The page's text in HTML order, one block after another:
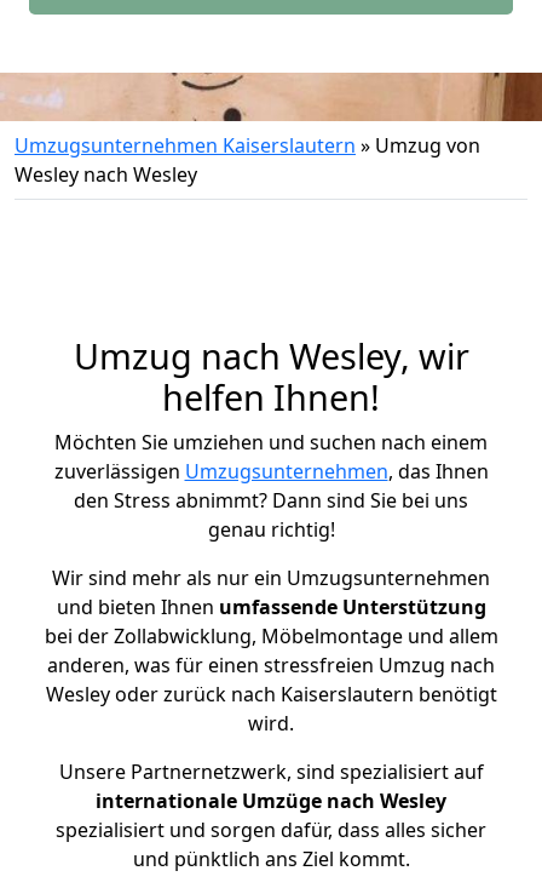
Umzugsunternehmen Kaiserslautern » Umzug von
Wesley nach Wesley
Umzug nach Wesley, wir
helfen Ihnen!
Möchten Sie umziehen und suchen nach einem
zuverlässigen Umzugsunternehmen, das Ihnen
den Stress abnimmt? Dann sind Sie bei uns
genau richtig!
Wir sind mehr als nur ein Umzugsunternehmen
und bieten Ihnen umfassende Unterstützung
bei der Zollabwicklung, Möbelmontage und allem
anderen, was für einen stressfreien Umzug nach
Wesley oder zurück nach Kaiserslautern benötigt
wird.
Unsere Partnernetzwerk, sind spezialisiert auf
internationale Umzüge nach Wesley
spezialisiert und sorgen dafür, dass alles sicher
und pünktlich ans Ziel kommt.